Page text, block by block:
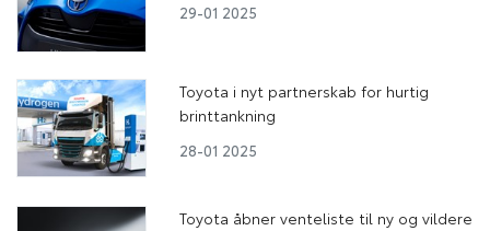
29-01 2025
Toyota i nyt partnerskab for hurtig
brinttankning
28-01 2025
Toyota åbner venteliste til ny og vildere